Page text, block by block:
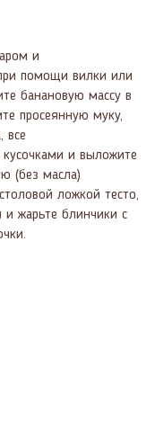
и
помощи вилки или
банановую массу в
просеянную муку,
все
и выложите
(без масла)
ложкой тесто,
и жарьте блинчики с